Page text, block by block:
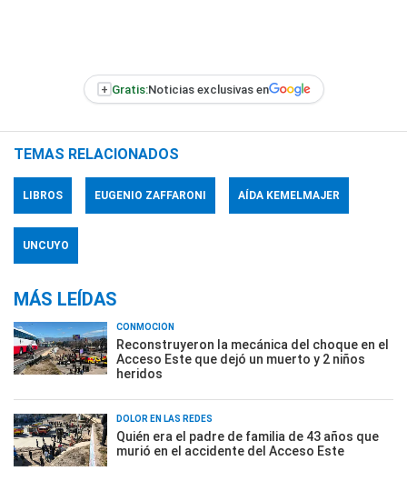
+ Gratis:Noticias exclusivas en
TEMAS RELACIONADOS
LIBROS EUGENIO ZAFFARONI AÍDA KEMELMAJER
UNCUYO
MÁS LEÍDAS
CONMOCIÓN
Reconstruyeron la mecánica del choque en el
Acceso Este que dejó un muerto y 2 niños
heridos
DOLOR EN LAS REDES
Quién era el padre de familia de 43 años que
murió en el accidente del Acceso Este